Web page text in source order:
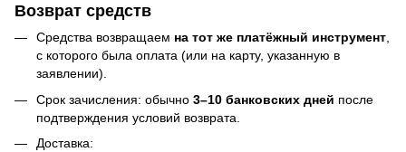
Возврат средств
Средства возвращаем на тот же платёжный инструмент,
с которого была оплата (или на карту, указанную в
заявлении).
Срок зачисления: обычно 3–10 банковских дней после
подтверждения условий возврата.
Доставка: